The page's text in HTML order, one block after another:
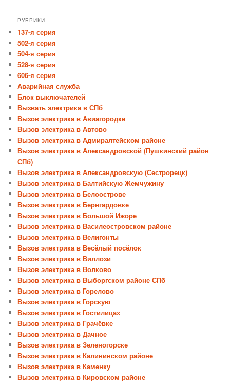
РУБРИКИ
137-я серия
502-я серия
504-я серия
528-я серия
606-я серия
Аварийная служба
Блок выключателей
Вызвать электрика в СПб
Вызов электрика в Авиагородке
Вызов электрика в Автово
Вызов электрика в Адмиралтейском районе
Вызов электрика в Александровской (Пушкинский район
СПб)
Вызов электрика в Александровскую (Сестрорецк)
Вызов электрика в Балтийскую Жемчужину
Вызов электрика в Белоострове
Вызов электрика в Бернгардовке
Вызов электрика в Большой Ижоре
Вызов электрика в Василеостровском районе
Вызов электрика в Велигонты
Вызов электрика в Весёлый посёлок
Вызов электрика в Виллози
Вызов электрика в Волково
Вызов электрика в Выборгском районе СПб
Вызов электрика в Горелово
Вызов электрика в Горскую
Вызов электрика в Гостилицах
Вызов электрика в Грачёвке
Вызов электрика в Дачное
Вызов электрика в Зеленогорске
Вызов электрика в Калининском районе
Вызов электрика в Каменку
Вызов электрика в Кировском районе